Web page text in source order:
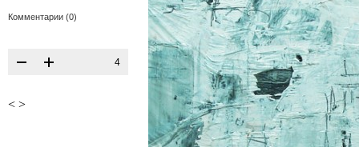
Комментарии (0)
4
< >